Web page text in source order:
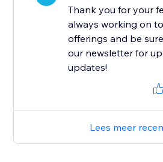
Thank you for your
always working on
offerings and be
our newsletter for
updates!
Lees meer